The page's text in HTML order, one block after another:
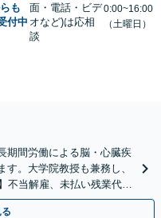
も
付中
面・電話・ビデ
オなど)は応相
談
0:00~16:00
（土曜日）
期間労働による脳・心臓疾
。大学院教授も兼務し、
不当解雇、未払い残業代
回相談無料】